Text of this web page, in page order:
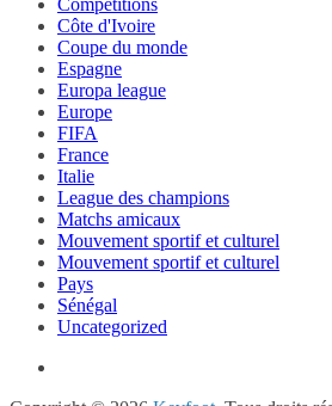
Côte d'Ivoire
Coupe du monde
Espagne
Europa league
Europe
FIFA
France
Italie
League des champions
Matchs amicaux
Mouvement sportif et culturel
Mouvement sportif et culturel
Pays
Sénégal
Uncategorized